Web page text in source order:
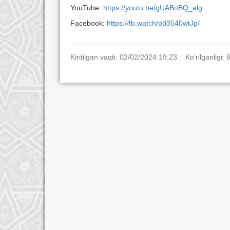
YouTube: https://youtu.be/gUABoBQ_alg
Facebook: https://fb.watch/pd3540wtJp/
Kiritilgan vaqti: 02/02/2024 19:23. Ko‘rilganligi: